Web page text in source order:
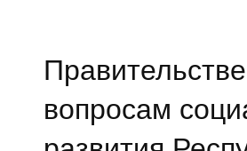
вопросам